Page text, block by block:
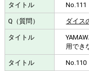
No.111
ダイス
用でき
No.110